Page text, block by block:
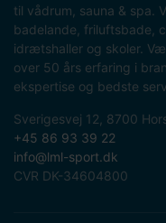
til vådrum, sauna & spa.
badelande, friluftsbade,
idrætshaller og skoler.
over 50 års erfaring i
ekspertise og bedste
Sverigesvej 12, 8700
+45 86 93 39 22
info@lml-sport.dk
CVR DK-34604800